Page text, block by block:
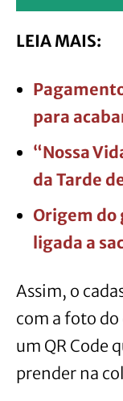
LEIA MAIS:
para
“Nossa
da Tarde
Origem do
ligada a
Assim, o
com a foto
um QR Code
prender na